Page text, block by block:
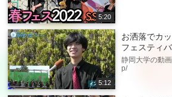
5:20
5:12
お洒落でカ
フェスティ
静岡大学の動
p/